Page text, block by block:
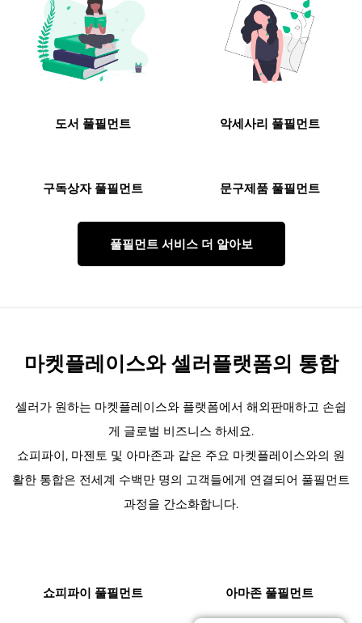
도서 풀필먼트 악세사리 풀필먼트
구독상자 풀필먼트 문구제품 풀필먼트
풀필먼트 서비스 더 알아보
마켓플레이스와 셀러플랫폼의 통합
셀러가 원하는 마켓플레이스와 플랫폼에서 해외판매하고 손쉽
게 글로벌 비즈니스 하세요.
쇼피파이, 마젠토 및 아마존과 같은 주요 마켓플레이스와의 원
활한 통합은 전세계 수백만 명의 고객들에게 연결되어 풀필먼트
과정을 간소화합니다.
쇼피파이 풀필먼트 아마존 풀필먼트